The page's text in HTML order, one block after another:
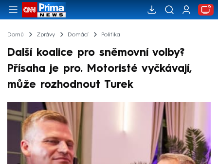
Domů Zprávy Domácí Politika
Další koalice pro sněmovní volby?
Přísaha je pro. Motoristé vyčkávají,
může rozhodnout Turek